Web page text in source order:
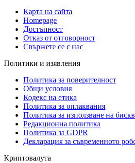
Карта на сайта
Homepage
Достъпност
Отказ от отговорност
Свържете се с нас
Политики и изявления
Политика за поверителност
Общи условия
Кодекс на етика
Политика за оплаквания
Политика за използване на
Редакционна политика
Политика за GDPR
Декларация за съвременното
Криптовалута